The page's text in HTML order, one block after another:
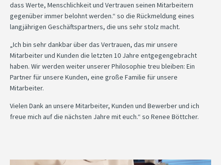
dass Werte, Menschlichkeit und Vertrauen seinen Mitarbeitern
gegenüber immer belohnt werden.“ so die Rückmeldung eines
langjährigen Geschäftspartners, die uns sehr stolz macht.
„Ich bin sehr dankbar über das Vertrauen, das mir unsere
Mitarbeiter und Kunden die letzten 10 Jahre entgegengebracht
haben. Wir werden weiter unserer Philosophie treu bleiben: Ein
Partner für unsere Kunden, eine große Familie für unsere
Mitarbeiter.
Vielen Dank an unsere Mitarbeiter, Kunden und Bewerber und ich
freue mich auf die nächsten Jahre mit euch.“ so Renee Böttcher.